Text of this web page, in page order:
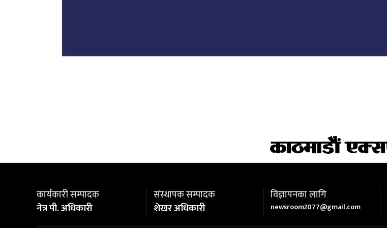
कार्यकारी सम्पादक
नेत्र पी. अधिकारी
संस्थापक सम्पादक
शेखर अधिकारी
विज्ञापनका लागि
newsroom2077@gmail.com